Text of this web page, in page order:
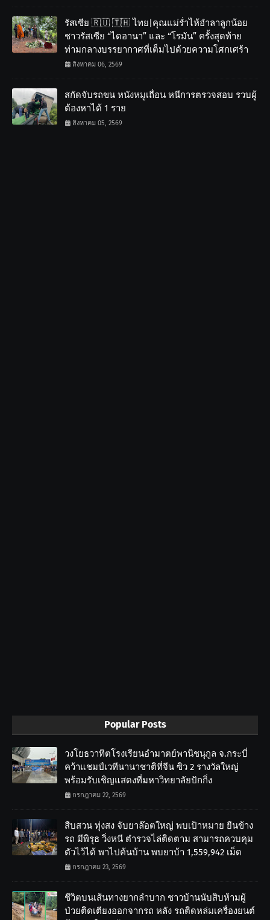
รัสเซีย 🇷🇺 🇹🇭 ไทย|คุณแม่ร่ำไห้อำลาลูกน้อย
ชาวรัสเซีย “ไดอานา” และ “โรมัน” ครั้งสุดท้าย
ท่ามกลางบรรยากาศที่เต็มไปด้วยความโศกเศร้า
สิงหาคม 06, 2569
สกัดจับรถขน หนังหมูเถื่อน หนีการตรวจสอบ รวบผู้
ต้องหาได้ 1 ราย
สิงหาคม 05, 2569
Popular Posts
วงโยธวาทิตโรงเรียนอำมาตย์พานิชนุกูล จ.กระบี่
คว้าแชมป์เวทีนานาชาติที่จีน ซิว 2 รางวัลใหญ่
พร้อมรับเชิญแสดงที่มหาวิทยาลัยปักกิ่ง
กรกฎาคม 22, 2569
สืบสวน ทุ่งสง จับยาล๊อตใหญ่ พบเป้าหมาย ยืนข้าง
รถ มีพิรุธ วิ่งหนี ตำรวจไล่ติดตาม สามารถควบคุม
ตัวไว้ได้ พาไปค้นบ้าน พบยาบ้า 1,559,942 เม็ด
กรกฎาคม 23, 2569
ชีวิตบนเส้นทางยากลำบาก ชาวบ้านนับสิบห้ามผู้
ป่วยติดเตียงออกจากรถ หลัง รถติดหล่มเครื่องยนต์